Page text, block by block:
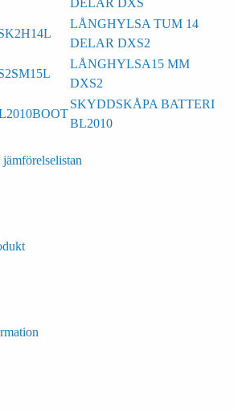
DELAR DXS
LÅNGHYLSA TUM 14
DELAR DXS2
LÅNGHYLSA15 MM
DXS2
SKYDDSKÅPA BATTERI
BL2010